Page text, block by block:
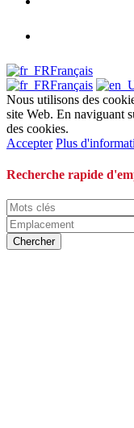
Français
Français
Nous utilisons des
site Web. En naviguant
des cookies.
Accepter Plus
Recherche rapide